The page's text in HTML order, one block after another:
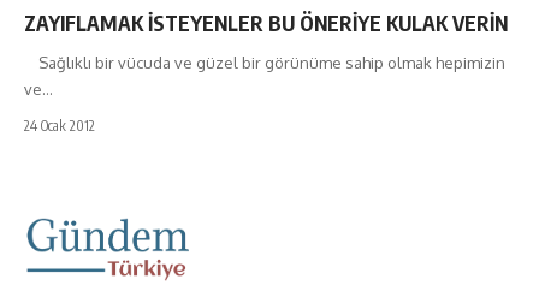
ZAYIFLAMAK İSTEYENLER BU ÖNERİYE KULAK VERİN
Sağlıklı bir vücuda ve güzel bir görünüme sahip olmak hepimizin
ve…
24 Ocak 2012